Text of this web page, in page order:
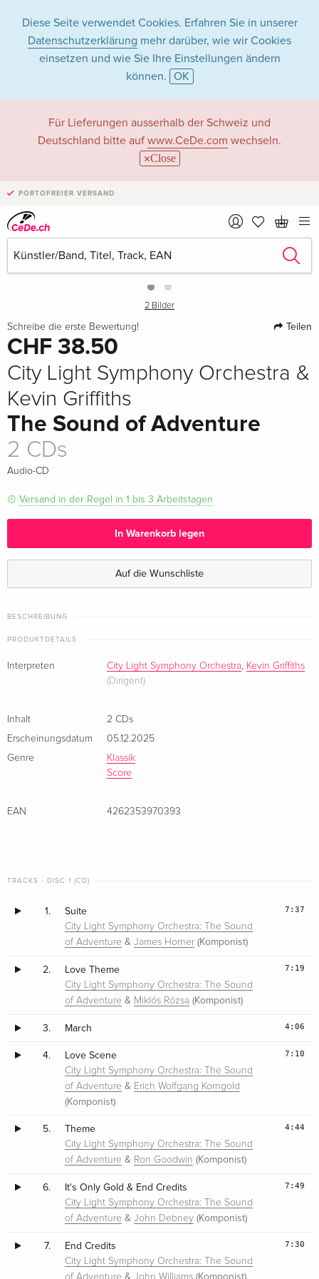
Diese Seite verwendet Cookies. Erfahren Sie in unserer
Datenschutzerklärung mehr darüber, wie wir Cookies
einsetzen und wie Sie Ihre Einstellungen ändern
können. OK
Für Lieferungen ausserhalb der Schweiz und
Deutschland bitte auf www.CeDe.com wechseln.
Close
PORTOFREIER VERSAND
2 Bilder
Schreibe die erste Bewertung! Teilen
CHF 38.50
City Light Symphony Orchestra &
Kevin Griffiths
The Sound of Adventure
2 CDs
Audio-CD
Versand in der Regel in 1 bis 3 Arbeitstagen
In Warenkorb legen
Auf die Wunschliste
BESCHREIBUNG
PRODUKTDETAILS
Interpreten City Light Symphony Orchestra, Kevin Griffiths
(Dirigent)
Inhalt
2 CDs
Erscheinungsdatum
05.12.2025
Genre
Klassik
Score
EAN 4262353970393
TRACKS - DISC 1 (CD)
1. Suite
City Light Symphony Orchestra: The Sound
of Adventure &James Horner (Komponist)
7:37
2. Love Theme
City Light Symphony Orchestra: The Sound
of Adventure & Miklós Rózsa (Komponist)
7:19
3. March 4:06
4. Love Scene
City Light Symphony Orchestra: The Sound
of Adventure & Erich Wolfgang Korngold
(Komponist)
7:10
5. Theme
City Light Symphony Orchestra: The Sound
of Adventure & Ron Goodwin (Komponist)
4:44
6. It's Only Gold & End Credits
City Light Symphony Orchestra: The Sound
of Adventure &John Debney (Komponist)
7:49
7. End Credits
City Light Symphony Orchestra: The Sound
7:30